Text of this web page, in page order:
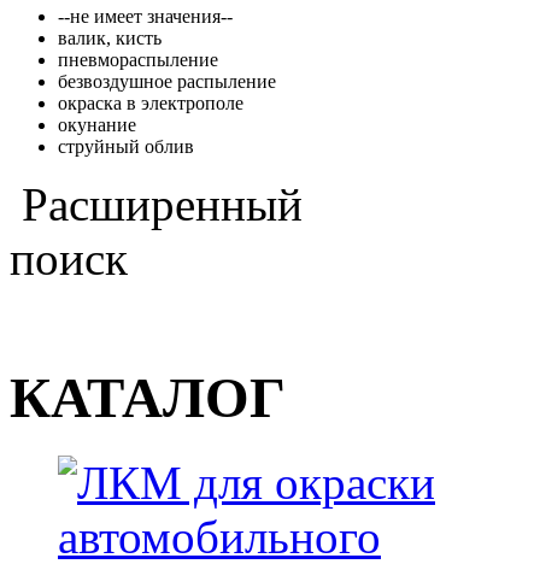
--не имеет значения--
валик, кисть
пневмораспыление
безвоздушное распыление
окраска в электрополе
окунание
струйный облив
Расширенный
поиск
КАТАЛОГ